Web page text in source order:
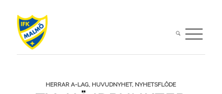
HERRAR A-LAG, HUVUDNYHET, NYHETSFLÖDE